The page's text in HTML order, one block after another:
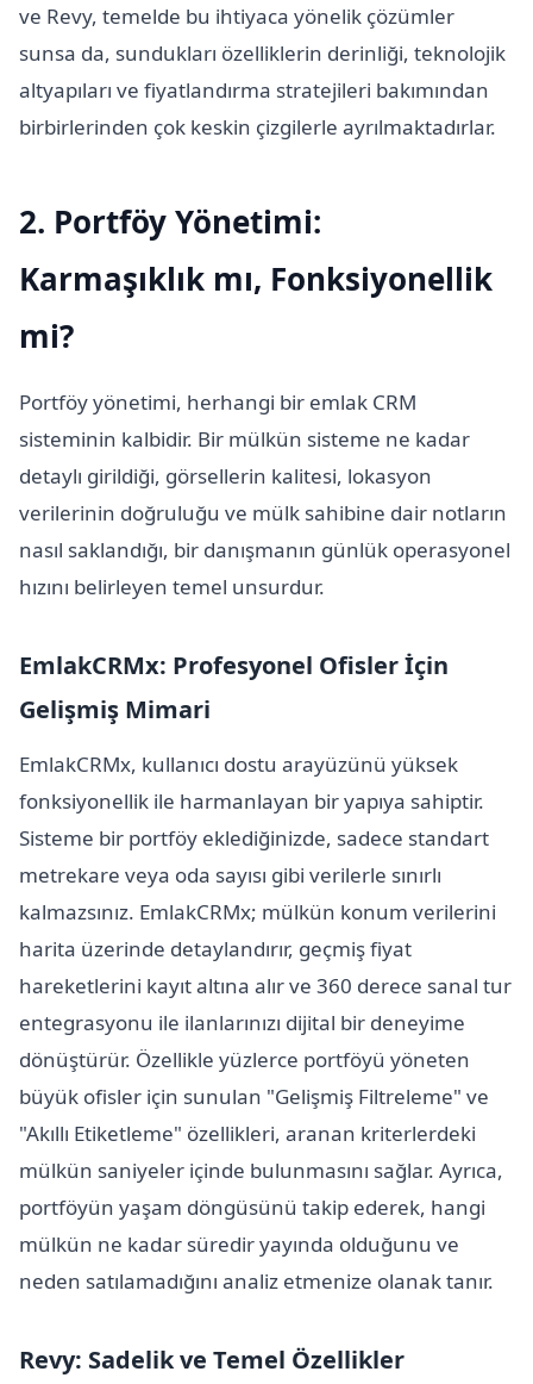
ve Revy, temelde bu ihtiyaca yönelik çözümler
sunsa da, sundukları özelliklerin derinliği, teknolojik
altyapıları ve fiyatlandırma stratejileri bakımından
birbirlerinden çok keskin çizgilerle ayrılmaktadırlar.
2. Portföy Yönetimi:
Karmaşıklık mı, Fonksiyonellik
mi?
Portföy yönetimi, herhangi bir emlak CRM
sisteminin kalbidir. Bir mülkün sisteme ne kadar
detaylı girildiği, görsellerin kalitesi, lokasyon
verilerinin doğruluğu ve mülk sahibine dair notların
nasıl saklandığı, bir danışmanın günlük operasyonel
hızını belirleyen temel unsurdur.
EmlakCRMx: Profesyonel Ofisler İçin
Gelişmiş Mimari
EmlakCRMx, kullanıcı dostu arayüzünü yüksek
fonksiyonellik ile harmanlayan bir yapıya sahiptir.
Sisteme bir portföy eklediğinizde, sadece standart
metrekare veya oda sayısı gibi verilerle sınırlı
kalmazsınız. EmlakCRMx; mülkün konum verilerini
harita üzerinde detaylandırır, geçmiş fiyat
hareketlerini kayıt altına alır ve 360 derece sanal tur
entegrasyonu ile ilanlarınızı dijital bir deneyime
dönüştürür. Özellikle yüzlerce portföyü yöneten
büyük ofisler için sunulan "Gelişmiş Filtreleme" ve
"Akıllı Etiketleme" özellikleri, aranan kriterlerdeki
mülkün saniyeler içinde bulunmasını sağlar. Ayrıca,
portföyün yaşam döngüsünü takip ederek, hangi
mülkün ne kadar süredir yayında olduğunu ve
neden satılamadığını analiz etmenize olanak tanır.
Revy: Sadelik ve Temel Özellikler